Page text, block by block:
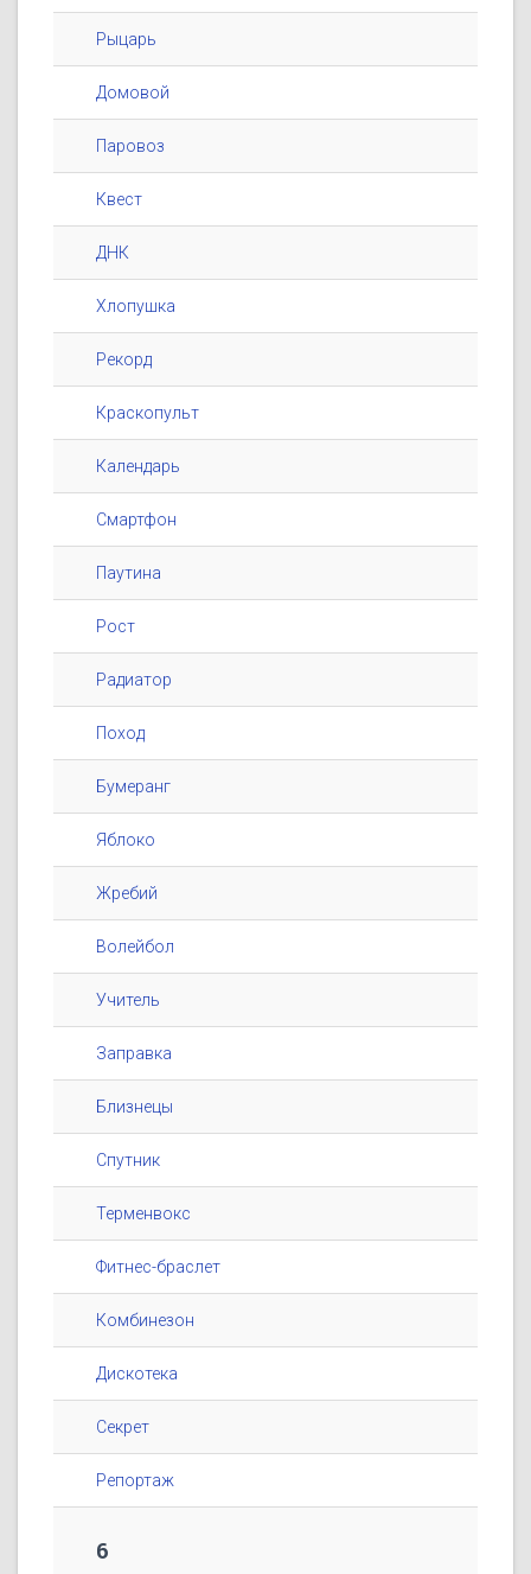
Рыцарь
Домовой
Паровоз
Квест
ДНК
Хлопушка
Рекорд
Краскопульт
Календарь
Смартфон
Паутина
Рост
Радиатор
Поход
Бумеранг
Яблоко
Жребий
Волейбол
Учитель
Заправка
Близнецы
Спутник
Терменвокс
Фитнес-браслет
Комбинезон
Дискотека
Секрет
Репортаж
6